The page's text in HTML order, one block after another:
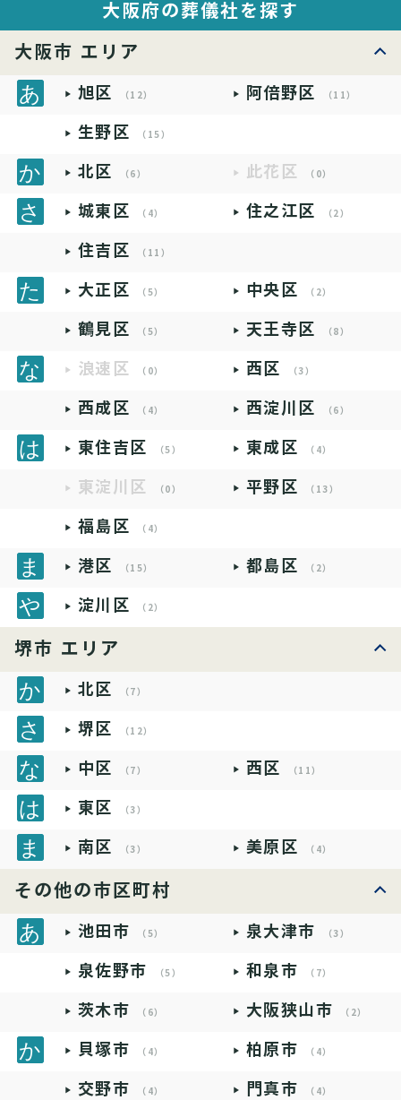
大阪府の葬儀社を探す
大阪市 エリア
旭区 （12） 阿倍野区 （11）
生野区 （15）
北区 （6） 此花区 （0）
城東区 （4） 住之江区 （2）
住吉区 （11）
大正区 （5） 中央区 （2）
鶴見区 （5） 天王寺区 （8）
浪速区 （0） 西区 （3）
西成区 （4） 西淀川区 （6）
東住吉区 （5） 東成区 （4）
東淀川区 （0） 平野区 （13）
福島区 （4）
港区 （15） 都島区 （2）
淀川区 （2）
堺市 エリア
北区 （7）
堺区 （12）
中区 （7） 西区 （11）
東区 （3）
南区 （3） 美原区 （4）
その他の市区町村
池田市 （5） 泉大津市 （3）
泉佐野市 （5） 和泉市 （7）
茨木市 （6） 大阪狭山市 （2）
貝塚市 （4） 柏原市 （4）
交野市 （4） 門真市 （4）